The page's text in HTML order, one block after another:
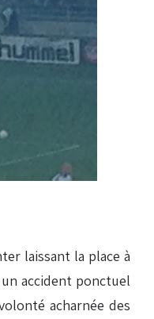
laissant la place à
accident ponctuel
acharnée des